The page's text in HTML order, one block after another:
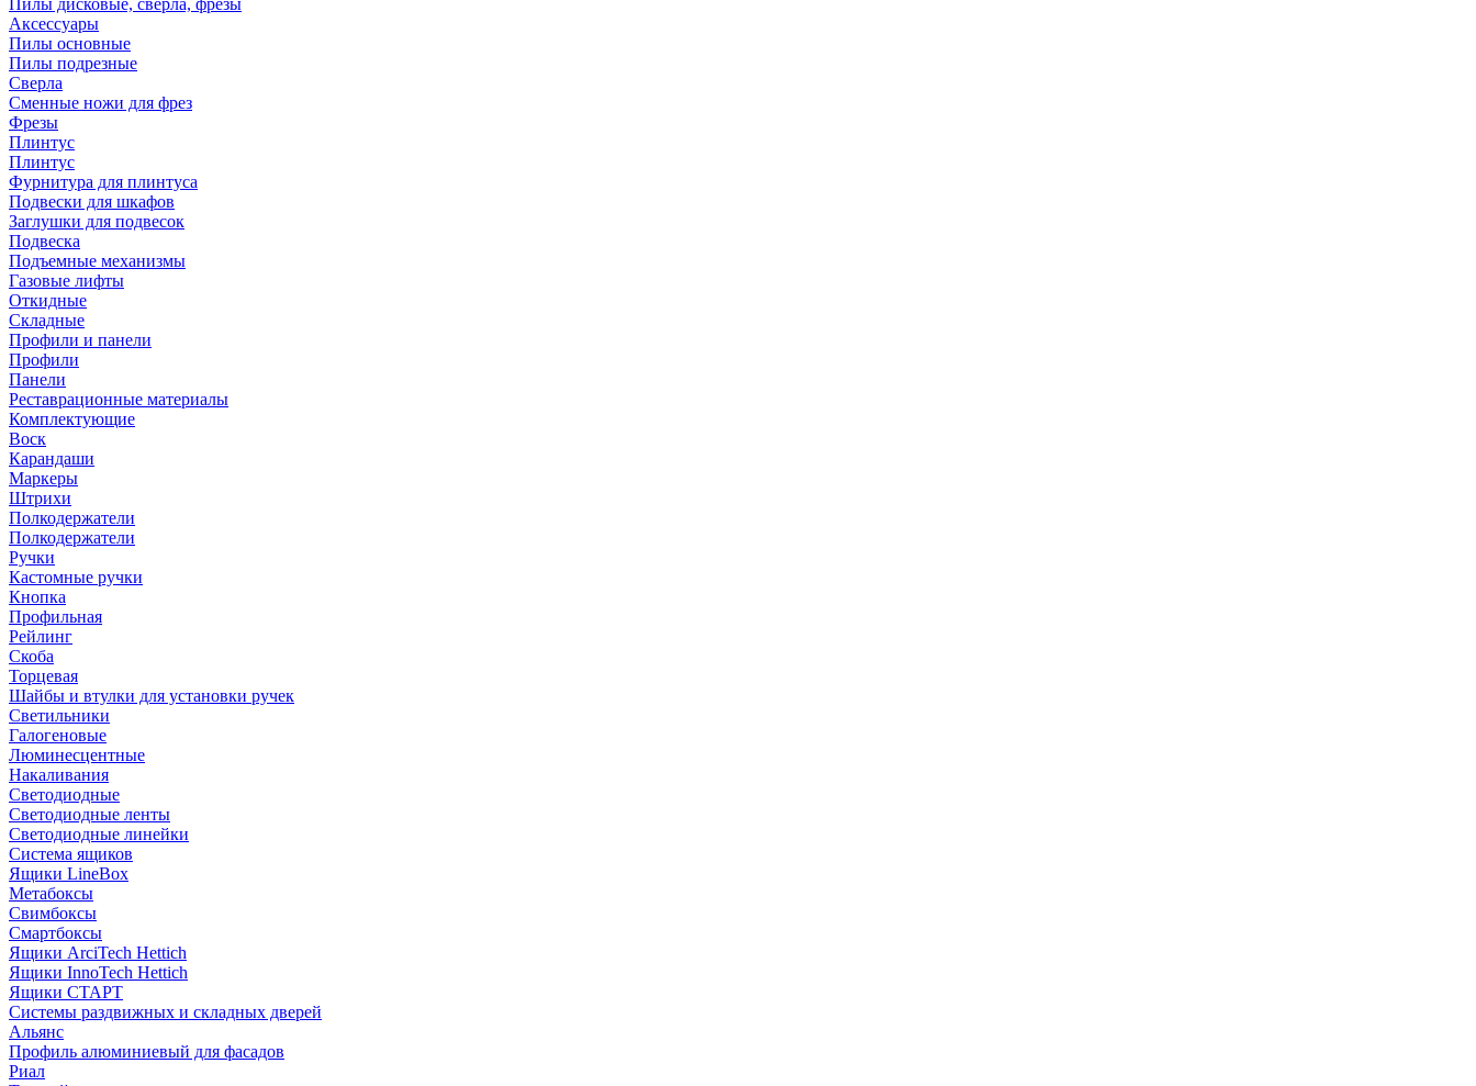
Пилы дисковые, сверла, фрезы
Аксессуары
Пилы основные
Пилы подрезные
Сверла
Сменные ножи для фрез
Фрезы
Плинтус
Плинтус
Фурнитура для плинтуса
Подвески для шкафов
Заглушки для подвесок
Подвеска
Подъемные механизмы
Газовые лифты
Откидные
Складные
Профили и панели
Профили
Панели
Реставрационные материалы
Комплектующие
Воск
Карандаши
Маркеры
Штрихи
Полкодержатели
Полкодержатели
Ручки
Кастомные ручки
Кнопка
Профильная
Рейлинг
Скоба
Торцевая
Шайбы и втулки для установки ручек
Светильники
Галогеновые
Люминесцентные
Накаливания
Светодиодные
Светодиодные ленты
Светодиодные линейки
Система ящиков
Ящики LineBox
Метабоксы
Свимбоксы
Смартбоксы
Ящики ArciTech Hettich
Ящики InnoTech Hettich
Ящики СТАРТ
Системы раздвижных и складных дверей
Альянс
Профиль алюминиевый для фасадов
Риал